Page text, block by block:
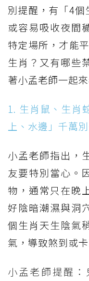
別提醒，有「4
或容易吸收夜間
特定場所，才能
生肖？又有哪些
著小孟老師一起來
1. 生肖鼠、生肖
上、水邊」千萬
小孟老師指出，
友要特別當心。
物，通常只在晚
好陰暗潮濕與洞
個生肖天生陰氣
氣，導致煞到或卡
小孟老師提醒